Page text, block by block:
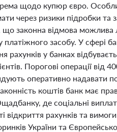
щодо купюр євро.
через ризики підробки та
що законна відмова
засобу. У сфері
у банках
Порогові операції від
оперативно надавати
коштів банк має
де соціальні
рахунків та
України та